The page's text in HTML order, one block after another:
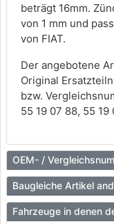
beträgt 16mm.
von 1 mm und
von FIAT.
Der angebotene
Original
bzw.
55 19 07 88, 55
OEM- /
Baugleiche Artikel
Fahrzeuge in denen